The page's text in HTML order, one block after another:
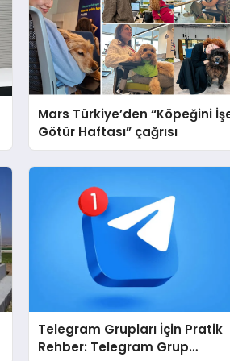
Mars Türkiye’den “Köpeğini
Götür Haftası” çağrısı
Telegram Grupları İçin Pratik
Rehber: Telegram Grup